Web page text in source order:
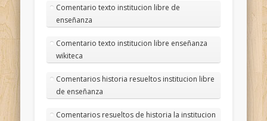
Comentario texto institucion libre de
enseñanza
Comentario texto institucion libre enseñanza
wikiteca
Comentarios historia resueltos institucion libre
de enseñanza
Comentarios resueltos de historia la institucion